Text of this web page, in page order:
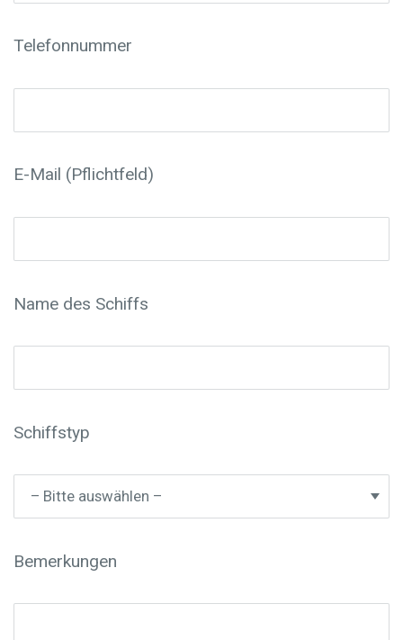
Telefonnummer
E-Mail (Pflichtfeld)
Name des Schiffs
Schiffstyp
Bemerkungen